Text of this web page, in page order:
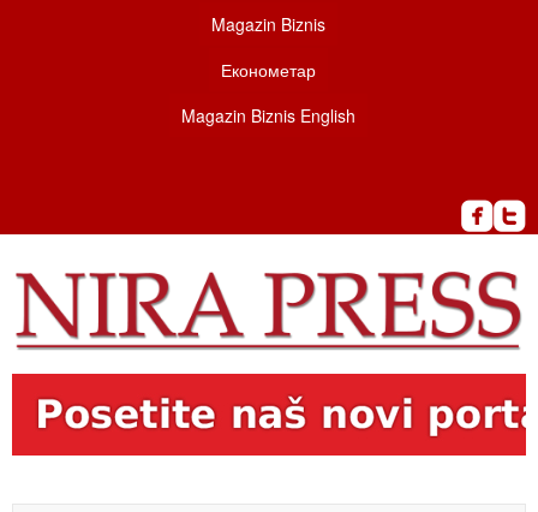
Magazin Biznis
Економетар
Magazin Biznis English